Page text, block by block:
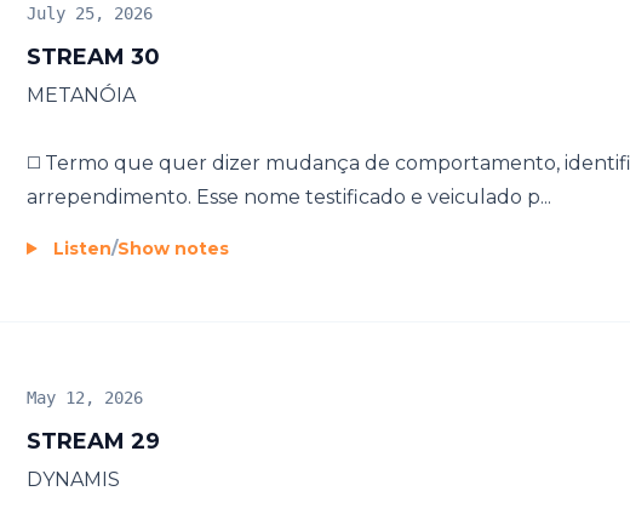
STREAM 30
July 25, 2026
METANÓIA
◻️ Termo que quer dizer mudança de comportamento,
arrependimento. Esse nome testificado e veiculado p...
Listen/Show notes
STREAM 29
May 12, 2026
DYNAMIS